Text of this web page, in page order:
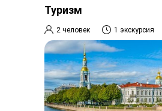
Туризм
2 человек 1 экскурсия